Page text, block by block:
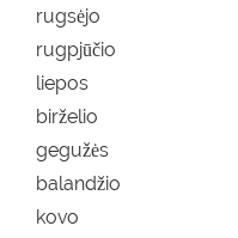
rugsėjo
rugpjūčio
liepos
birželio
gegužės
balandžio
kovo